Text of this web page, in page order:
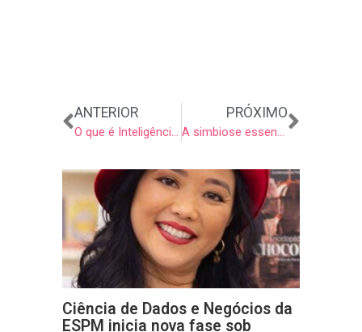
Anterior
ANTERIOR
O que é Inteligência de Dados?
PRÓXIMO
A simbiose essencial: UX e Ciência de Dados para produtos digitais
Ciência de Dados e Negócios da
ESPM inicia nova fase sob